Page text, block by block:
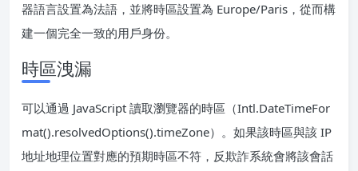
器語言設置為法語，並將時區設置為 Europe/Paris，從而構
建一個完全一致的用戶身份。
時區洩漏
可以通過 JavaScript 讀取瀏覽器的時區（Intl.DateTimeFor
mat().resolvedOptions().timeZone）。如果該時區與該 IP
地址地理位置對應的預期時區不符，反欺詐系統會將該會話